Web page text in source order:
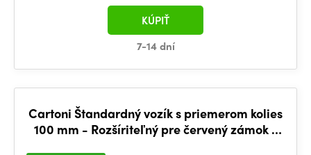
7-14 dní
KÚPIŤ
Cartoni Štandardný vozík s priemerom kolies
100 mm - Rozšíriteľný pre červený zámok -